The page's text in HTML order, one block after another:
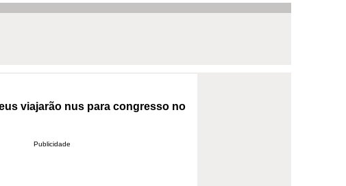
viajarão nus para congresso no
Publicidade